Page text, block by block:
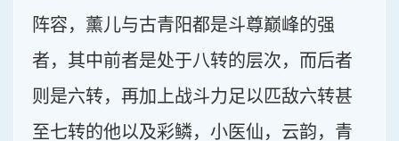
阵容，薰儿与古青阳都是斗尊巅峰的强
者，其中前者是处于八转的层次，而后者
则是六转，再加上战斗力足以匹敌六转甚
至七转的他以及彩鳞，小医仙，云韵，青